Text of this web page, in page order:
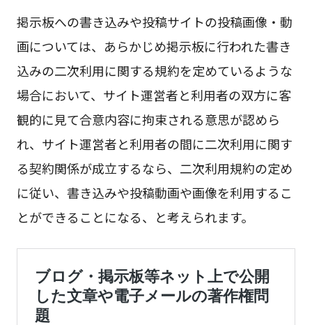
掲示板への書き込みや投稿サイトの投稿画像・動
画については、あらかじめ掲示板に行われた書き
込みの二次利用に関する規約を定めているような
場合において、サイト運営者と利用者の双方に客
観的に見て合意内容に拘束される意思が認めら
れ、サイト運営者と利用者の間に二次利用に関す
る契約関係が成立するなら、二次利用規約の定め
に従い、書き込みや投稿動画や画像を利用するこ
とができることになる、と考えられます。